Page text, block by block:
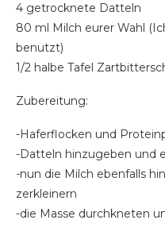
4 getrocknete Datteln
80 ml Milch eurer Wahl
benutzt)
1/2 halbe Tafel
Zubereitung:
-Haferflocken und
-Datteln hinzugeben und
-nun die Milch ebenfalls
zerkleinern
-die Masse durchkneten